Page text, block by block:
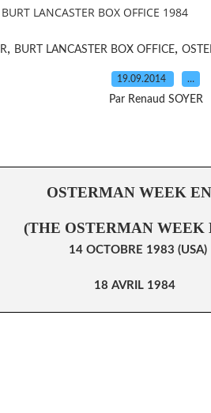
LANCASTER BOX OFFICE 1984
, BURT LANCASTER BOX OFFICE,
19.09.2014 …
Par Renaud SOYER
OSTERMAN WEEK
(THE OSTERMAN WEEK
14 OCTOBRE 1983 (USA)
18 AVRIL 1984